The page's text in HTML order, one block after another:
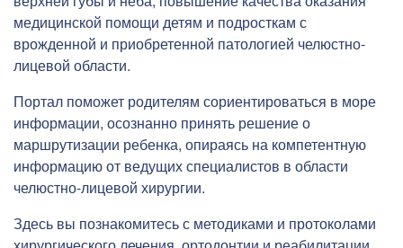
медицинской помощи детям и подросткам с
врожденной и приобретенной патологией челюстно-
лицевой области.
Портал поможет родителям сориентироваться в море
информации, осознанно принять решение о
маршрутизации ребенка, опираясь на компетентную
информацию от ведущих специалистов в области
челюстно-лицевой хирургии.
Здесь вы познакомитесь с методиками и протоколами